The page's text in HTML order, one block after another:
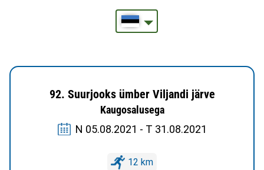
92. Suurjooks ümber Viljandi järve
Kaugosalusega
N 05.08.2021 - T 31.08.2021
12 km